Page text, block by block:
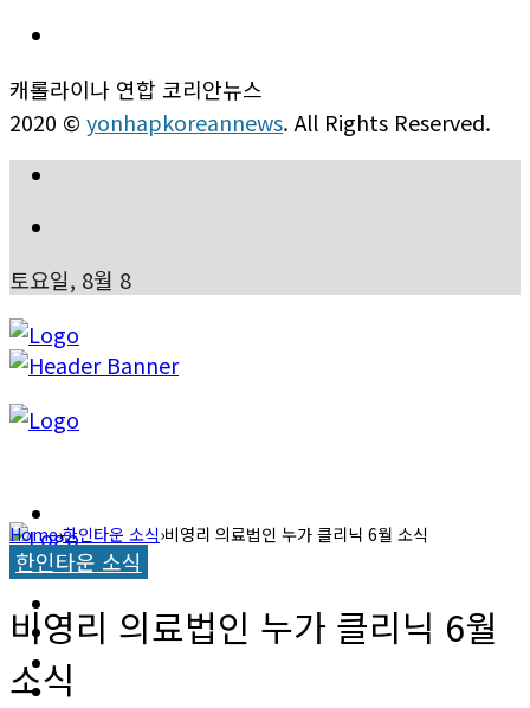
캐롤라이나 연합 코리안뉴스
2020 © yonhapkoreannews. All Rights Reserved.
토요일, 8월 8
교계소식
한인타운 소식
이민뉴스
교계소식
Home›한인타운 소식›비영리 의료법인 누가 클리닉 6월 소식
한인타운 소식
비영리 의료법인 누가 클리닉 6월
소식